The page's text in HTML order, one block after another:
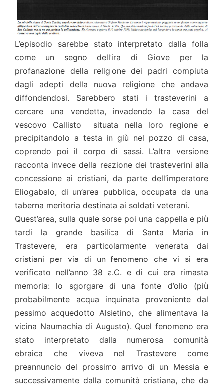
L’episodio sarebbe stato interpretato dalla folla
come un segno dell’ira di Giove per la
profanazione della religione dei padri compiuta
dagli adepti della nuova religione che andava
diffondendosi. Sarebbero stati i trasteverini a
cercare una vendetta, invadendo la casa del
vescovo Callisto situata nella loro regione e
precipitandolo a testa in giù nel pozzo di casa,
coprendo poi il corpo di sassi. L’altra versione
racconta invece della reazione dei trasteverini alla
concessione ai cristiani, da parte dell’imperatore
Eliogabalo, di un’area pubblica, occupata da una
taberna meritoria destinata ai soldati veterani.
Quest’area, sulla quale sorse poi una cappella e più
tardi la grande basilica di Santa Maria in
Trastevere, era particolarmente venerata dai
cristiani per via di un fenomeno che vi si era
verificato nell’anno 38 a.C. e di cui era rimasta
memoria: lo sgorgare di una fonte d’olio (più
probabilmente acqua inquinata proveniente dal
pessimo acquedotto Alsietino, che alimentava la
vicina Naumachia di Augusto). Quel fenomeno era
stato interpretato dalla numerosa comunità
ebraica che viveva nel Trastevere come
preannuncio del prossimo arrivo di un Messia e
successivamente dalla comunità cristiana, che da